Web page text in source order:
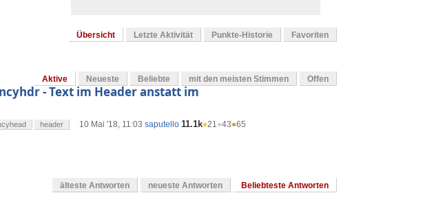
Übersicht Letzte Aktivität Punkte-Historie Favoriten
Aktive Neueste Beliebte mit den meisten Stimmen Offen
- Text im Header anstatt im
10 Mai '18, 11:03 saputello 11.1k●21●43●65
header
älteste Antworten neueste Antworten Beliebteste Antworten